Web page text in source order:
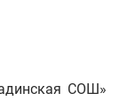
СОШ»